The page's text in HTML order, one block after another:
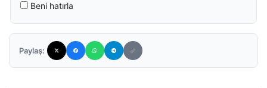
Beni hatırla
Paylaş: